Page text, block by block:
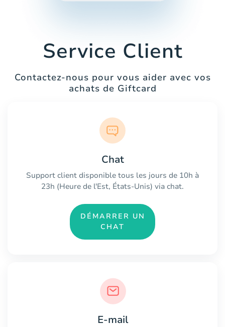
Service Client
Contactez-nous pour vous aider avec vos
achats de Giftcard
Chat
Support client disponible tous les jours de 10h à
23h (Heure de l'Est, États-Unis) via chat.
DÉMARRER UN
CHAT
E-mail